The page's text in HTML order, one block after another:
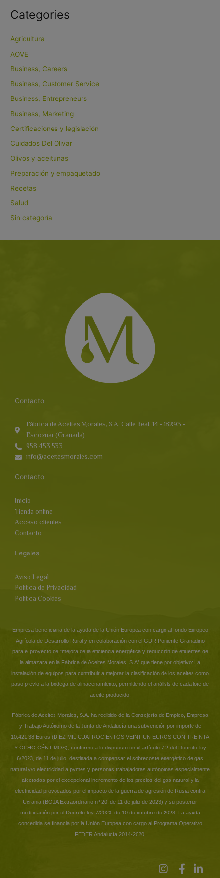
Categories
Agricultura
AOVE
Business, Careers
Business, Customer Service
Business, Entrepreneurs
Business, Marketing
Certificaciones y legislación
Cuidados Del Olivar
Olivos y aceitunas
Preparación y empaquetado
Recetas
Salud
Sin categoría
Contacto
Fábrica de Aceites Morales, S.A. Calle Real, 14 - 18293 -
Escoznar (Granada)
958 453 533
info@aceitesmorales.com
Contacto
Inicio
Tienda online
Acceso clientes
Contacto
Legales
Aviso Legal
Política de Privacidad
Política Cookies
Empresa beneficiaria de la ayuda de la Unión Europea con cargo al fondo Europeo
Agrícola de Desarrollo Rural y en colaboración con el GDR Poniente Granadino
para el proyecto de “mejora de la eficiencia energética y reducción de efluentes de
la almazara en la Fábrica de Aceites Morales, S.A” que tiene por objetivo: La
instalación de equipos para contribuir a mejorar la clasificación de los aceites como
paso previo a la bodega de almacenamiento, permitiendo el análisis de cada lote de
aceite producido.
Fábrica de Aceites Morales, S.A. ha recibido de la Consejería de Empleo, Empresa
y Trabajo Autónomo de la Junta de Andalucía una subvención por importe de
10.421,38 Euros (DIEZ MIL CUATROCIENTOS VEINTIUN EUROS CON TREINTA
Y OCHO CÉNTIMOS), conforme a lo dispuesto en el artículo 7.2 del Decreto-ley
6/2023, de 11 de julio, destinada a compensar el sobrecoste energético de gas
natural y/o electricidad a pymes y personas trabajadoras autónomas especialmente
afectadas por el excepcional incremento de los precios del gas natural y la
electricidad provocados por el impacto de la guerra de agresión de Rusia contra
Ucrania (BOJA Extraordinario nº 20, de 11 de julio de 2023) y su posterior
modificación por el Decreto-ley 7/2023, de 10 de octubre de 2023. La ayuda
concedida se financia por la Unión Europea con cargo al Programa Operativo
FEDER Andalucía 2014-2020.